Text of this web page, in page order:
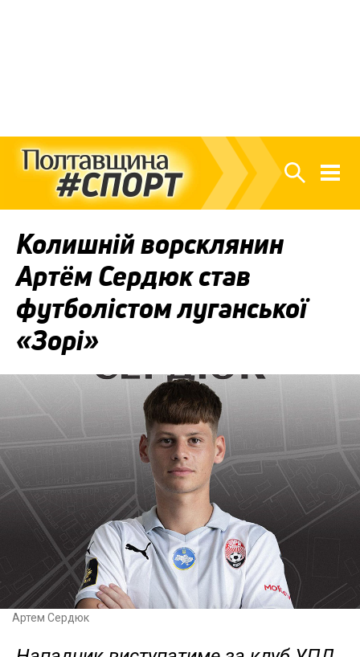
Колишній ворсклянин
Артём Сердюк став
футболістом луганської
«Зорі»
Артем Сердюк